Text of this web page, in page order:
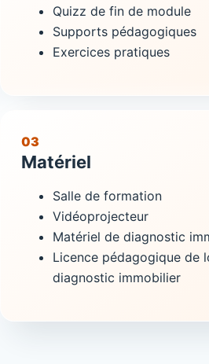
Quizz de fin de module
Supports pédagogiques
Exercices pratiques
03
Matériel
Salle de formation
Vidéoprojecteur
Matériel de diagnostic
Licence pédagogique de
diagnostic immobilier